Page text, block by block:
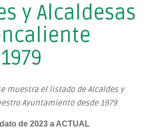
y Alcaldesas
muestra el listado de Alcaldes y
Ayuntamiento desde 1979
de 2023 a ACTUAL